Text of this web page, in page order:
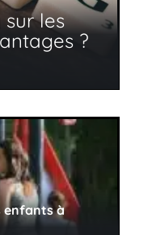
les
?
enfants à